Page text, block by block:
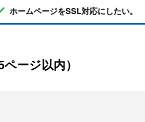
ホームページをSSL対応にしたい。
ページ以内）